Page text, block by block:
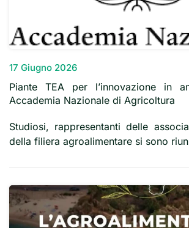
17 Giugno 2026
Piante TEA per l’innovazione in
Accademia Nazionale di Agricoltura
Studiosi, rappresentanti delle
della filiera agroalimentare si sono